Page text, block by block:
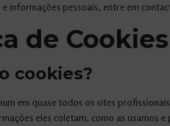
informações pessoais, entre em
de
cookies?
em quase todos os sites
eles coletam, como as usamos